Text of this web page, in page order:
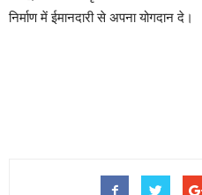
निर्माण में ईमानदारी से अपना योगदान दे।